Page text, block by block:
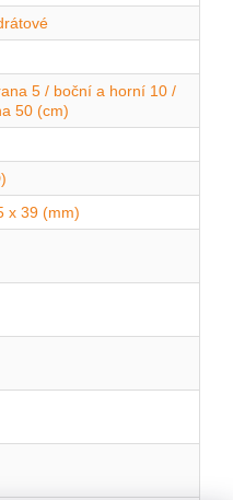
5 / boční a horní 10 /
50 (cm)
x 39 (mm)